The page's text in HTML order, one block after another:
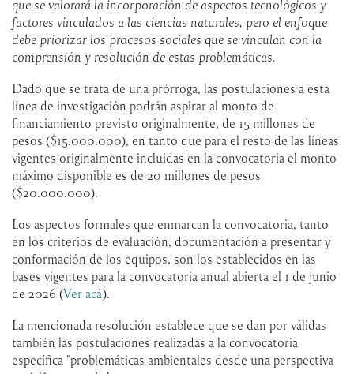
que se valorará la incorporación de aspectos tecnológicos y
factores vinculados a las ciencias naturales, pero el enfoque
debe priorizar los procesos sociales que se vinculan con la
comprensión y resolución de estas problemáticas.
Dado que se trata de una prórroga, las postulaciones a esta
línea de investigación podrán aspirar al monto de
financiamiento previsto originalmente, de 15 millones de
pesos ($15.000.000), en tanto que para el resto de las líneas
vigentes originalmente incluidas en la convocatoria el monto
máximo disponible es de 20 millones de pesos
($20.000.000).
Los aspectos formales que enmarcan la convocatoria, tanto
en los criterios de evaluación, documentación a presentar y
conformación de los equipos, son los establecidos en las
bases vigentes para la convocatoria anual abierta el 1 de junio
de 2026 (Ver acá).
La mencionada resolución establece que se dan por válidas
también las postulaciones realizadas a la convocatoria
específica "problemáticas ambientales desde una perspectiva